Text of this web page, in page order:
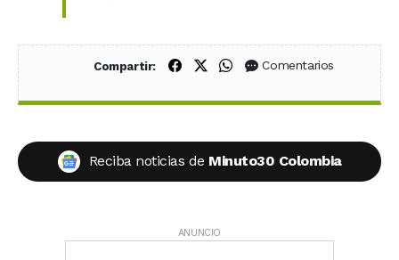
Compartir: Compartir en Facebook
Compartir en X (Twitter)
Compartir en WhatsApp
Comentarios
Reciba noticias de Minuto30 Colombia
ANUNCIO